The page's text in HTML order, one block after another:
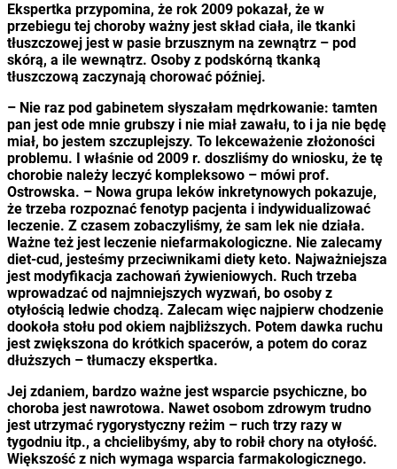
Ekspertka przypomina, że rok 2009 pokazał, że w
przebiegu tej choroby ważny jest skład ciała, ile tkanki
tłuszczowej jest w pasie brzusznym na zewnątrz – pod
skórą, a ile wewnątrz. Osoby z podskórną tkanką
tłuszczową zaczynają chorować później.
– Nie raz pod gabinetem słyszałam mędrkowanie: tamten
pan jest ode mnie grubszy i nie miał zawału, to i ja nie będę
miał, bo jestem szczuplejszy. To lekceważenie złożoności
problemu. I właśnie od 2009 r. doszliśmy do wniosku, że tę
chorobie należy leczyć kompleksowo – mówi prof.
Ostrowska. – Nowa grupa leków inkretynowych pokazuje,
że trzeba rozpoznać fenotyp pacjenta i indywidualizować
leczenie. Z czasem zobaczyliśmy, że sam lek nie działa.
Ważne też jest leczenie niefarmakologiczne. Nie zalecamy
diet-cud, jesteśmy przeciwnikami diety keto. Najważniejsza
jest modyfikacja zachowań żywieniowych. Ruch trzeba
wprowadzać od najmniejszych wyzwań, bo osoby z
otyłością ledwie chodzą. Zalecam więc najpierw chodzenie
dookoła stołu pod okiem najbliższych. Potem dawka ruchu
jest zwiększona do krótkich spacerów, a potem do coraz
dłuższych – tłumaczy ekspertka.
Jej zdaniem, bardzo ważne jest wsparcie psychiczne, bo
choroba jest nawrotowa. Nawet osobom zdrowym trudno
jest utrzymać rygorystyczny reżim – ruch trzy razy w
tygodniu itp., a chcielibyśmy, aby to robił chory na otyłość.
Większość z nich wymaga wsparcia farmakologicznego.